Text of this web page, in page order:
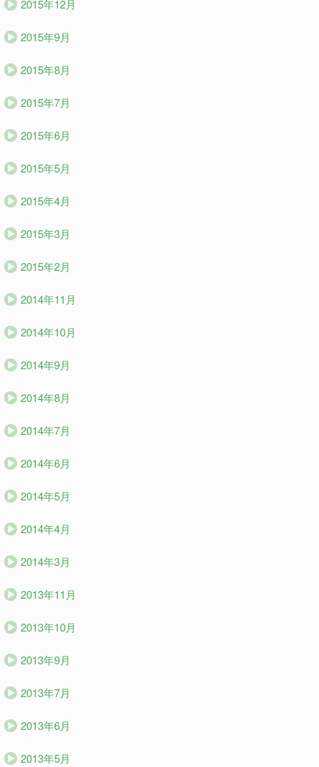
2015年12月
2015年9月
2015年8月
2015年7月
2015年6月
2015年5月
2015年4月
2015年3月
2015年2月
2014年11月
2014年10月
2014年9月
2014年8月
2014年7月
2014年6月
2014年5月
2014年4月
2014年3月
2013年11月
2013年10月
2013年9月
2013年7月
2013年6月
2013年5月